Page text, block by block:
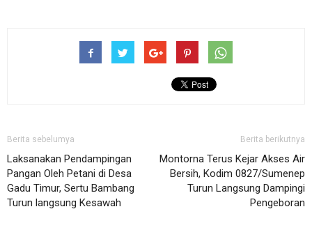
Berita sebelumya
Laksanakan Pendampingan
Pangan Oleh Petani di Desa
Gadu Timur, Sertu Bambang
Turun langsung Kesawah
Berita berikutnya
Montorna Terus Kejar Akses Air
Bersih, Kodim 0827/Sumenep
Turun Langsung Dampingi
Pengeboran